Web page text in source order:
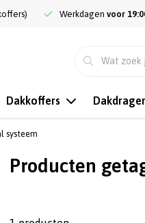
Werkdagen voor
Dakkoffers
systeem
Producten